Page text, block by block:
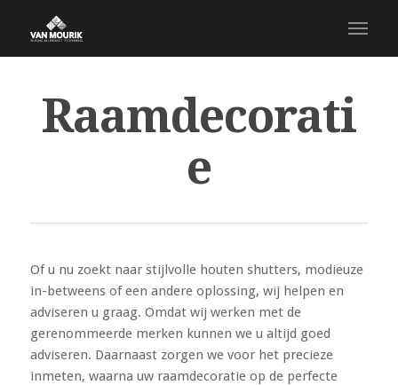
Raamdecorati
e
Of u nu zoekt naar stijlvolle houten shutters, modieuze
in-betweens of een andere oplossing, wij helpen en
adviseren u graag. Omdat wij werken met de
gerenommeerde merken kunnen we u altijd goed
adviseren. Daarnaast zorgen we voor het precieze
inmeten, waarna uw raamdecoratie op de perfecte